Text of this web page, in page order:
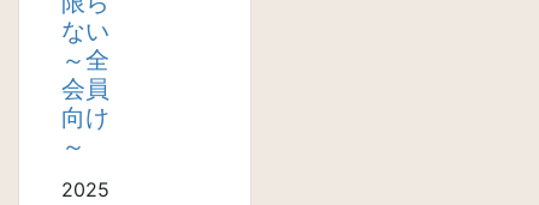
ない
～全
会員
向け
～
2025